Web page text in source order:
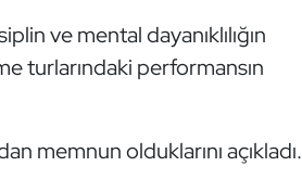
ve mental dayanıklılığın
turlarındaki performansın
memnun olduklarını açıkladı.